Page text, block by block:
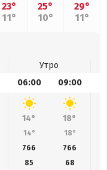
23°
11°
25°
10°
29°
11°
Утро
06:00 09:00
14° 18°
14° 18°
766 766
85 68